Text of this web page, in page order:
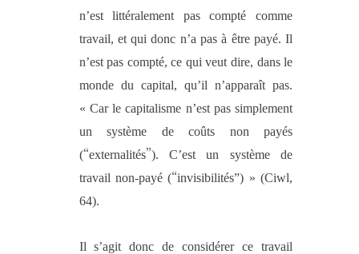
n’est littéralement pas compté comme
travail, et qui donc n’a pas à être payé. Il
n’est pas compté, ce qui veut dire, dans le
monde du capital, qu’il n’apparaît pas.
« Car le capitalisme n’est pas simplement
un système de coûts non payés
(“externalités”). C’est un système de
travail non-payé (“invisibilités”) » (Ciwl,
64).
Il s’agit donc de considérer ce travail